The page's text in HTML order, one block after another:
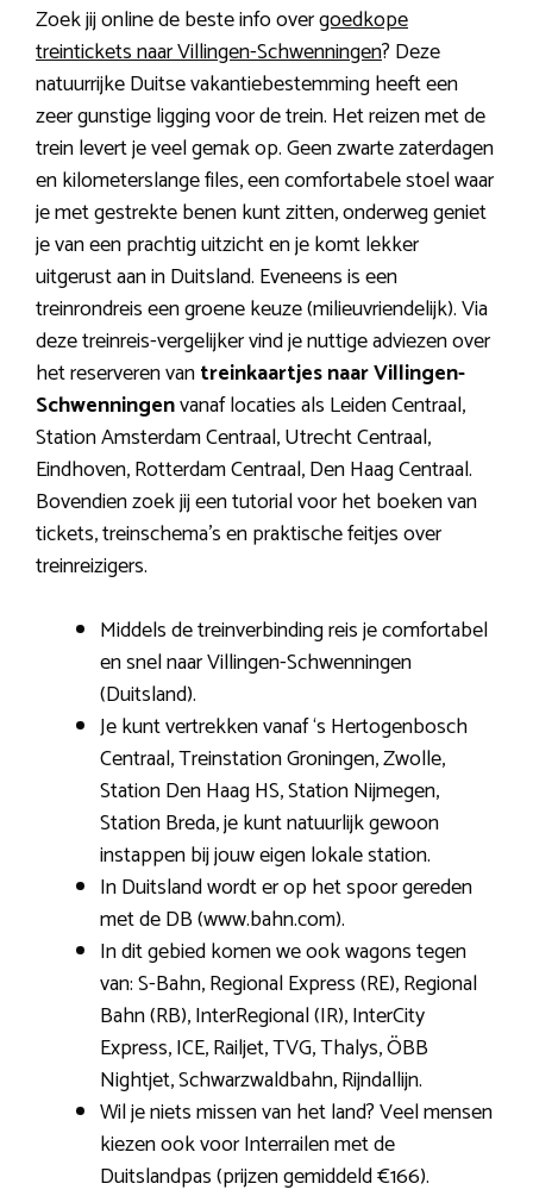
Zoek jij online de beste info overgoedkope
treintickets naar Villingen-Schwenningen? Deze
natuurrijke Duitse vakantiebestemming heeft een
zeer gunstige ligging voor de trein. Het reizen met de
trein levert je veel gemak op. Geen zwarte zaterdagen
en kilometerslange files, een comfortabele stoel waar
je met gestrekte benen kunt zitten, onderweg geniet
je van een prachtig uitzicht en je komt lekker
uitgerust aan in Duitsland. Eveneens is een
treinrondreis een groene keuze (milieuvriendelijk). Via
deze treinreis-vergelijker vind je nuttige adviezen over
het reserveren vantreinkaartjes naar Villingen-
Schwenningenvanaf locaties als Leiden Centraal,
Station Amsterdam Centraal, Utrecht Centraal,
Eindhoven, Rotterdam Centraal, Den Haag Centraal.
Bovendien zoek jij een tutorial voor het boeken van
tickets, treinschema’s en praktische feitjes over
treinreizigers.
Middels de treinverbinding reis je comfortabel
en snel naar Villingen-Schwenningen
(Duitsland).
Je kunt vertrekken vanaf ‘s Hertogenbosch
Centraal, Treinstation Groningen, Zwolle,
Station Den Haag HS, Station Nijmegen,
Station Breda, je kunt natuurlijk gewoon
instappen bij jouw eigen lokale station.
In Duitsland wordt er op het spoor gereden
met de DB (www.bahn.com).
In dit gebied komen we ook wagons tegen
van: S-Bahn, Regional Express (RE), Regional
Bahn (RB), InterRegional (IR), InterCity
Express, ICE, Railjet, TVG, Thalys, ÖBB
Nightjet, Schwarzwaldbahn, Rijndallijn.
Wil je niets missen van het land? Veel mensen
kiezen ook voor Interrailen met de
Duitslandpas (prijzen gemiddeld €166).